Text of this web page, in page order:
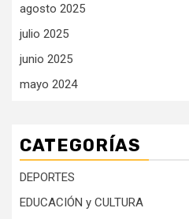
agosto 2025
julio 2025
junio 2025
mayo 2024
CATEGORÍAS
DEPORTES
EDUCACIÓN y CULTURA